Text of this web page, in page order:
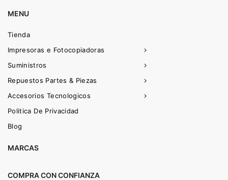
MENU
Tienda
Impresoras e Fotocopiadoras
Suministros
Repuestos Partes & Piezas
Accesorios Tecnologicos
Politica De Privacidad
Blog
MARCAS
COMPRA CON CONFIANZA